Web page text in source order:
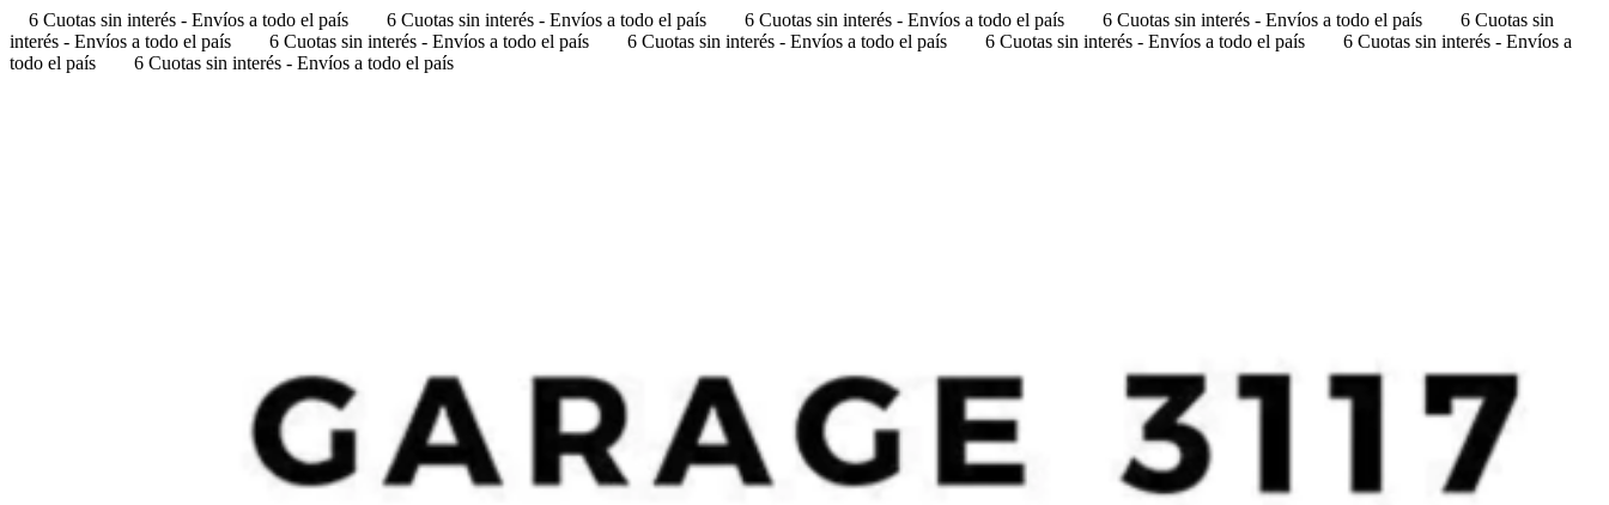
6 Cuotas sin interés - Envíos a todo el país 6 Cuotas sin interés - Envíos a todo el país 6 Cuotas sin interés - Envíos a todo el país 6 Cuotas sin interés - Envíos a todo el país
6 Cuotas sin
interés - Envíos a todo el país
6 Cuotas sin interés - Envíos a todo el país 6 Cuotas sin interés - Envíos a todo el país 6 Cuotas sin interés - Envíos a todo el país
6 Cuotas sin interés - Envíos a
todo el país
6 Cuotas sin interés - Envíos a todo el país